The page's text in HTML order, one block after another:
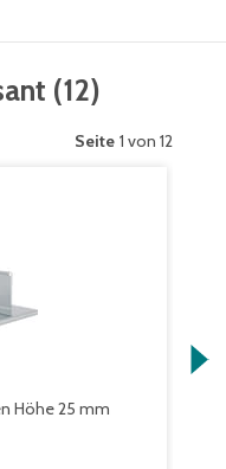
(12)
Seite 1 von 12
Höhe 25 mm